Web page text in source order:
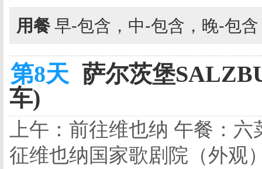
用餐 早-包含，中-包含，晚-包
第8天 萨尔茨堡
车)
上午：前往维也纳 午餐：
征维也纳国家歌剧院（外观